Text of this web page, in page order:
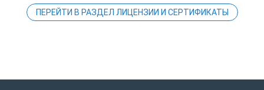
ПЕРЕЙТИ В РАЗДЕЛ ЛИЦЕНЗИИ И СЕРТИФИКАТЫ